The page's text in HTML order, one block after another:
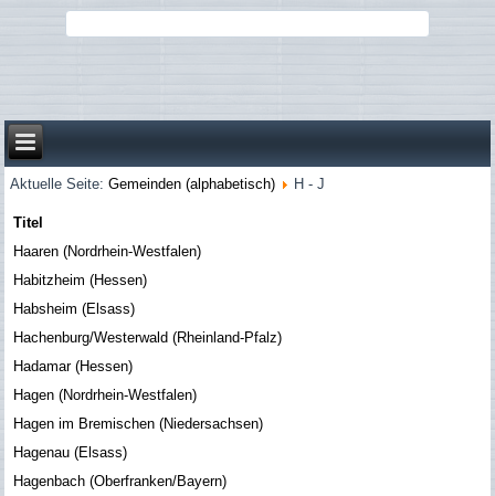
Aktuelle Seite:Gemeinden (alphabetisch) H - J
Titel
Haaren (Nordrhein-Westfalen)
Habitzheim (Hessen)
Habsheim (Elsass)
Hachenburg/Westerwald (Rheinland-Pfalz)
Hadamar (Hessen)
Hagen (Nordrhein-Westfalen)
Hagen im Bremischen (Niedersachsen)
Hagenau (Elsass)
Hagenbach (Oberfranken/Bayern)